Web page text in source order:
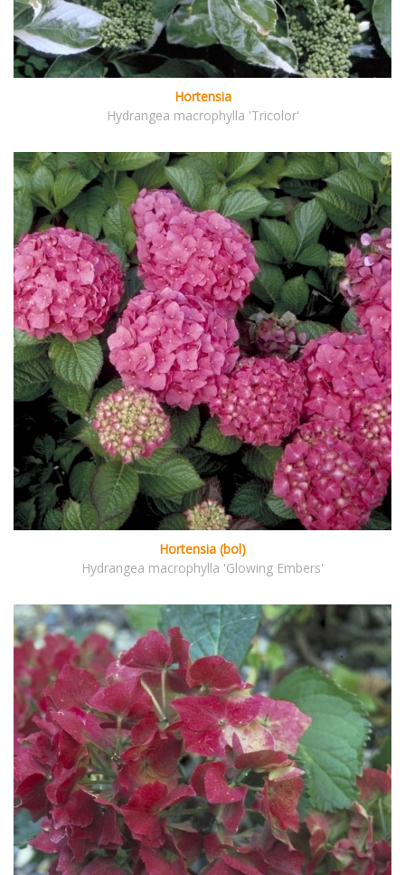
Hortensia
Hydrangea macrophylla 'Tricolor'
Hortensia (bol)
Hydrangea macrophylla 'Glowing Embers'